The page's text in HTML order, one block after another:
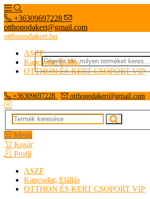
+36309697228
otthonodakert@gmail.com
otthonodakert.hu
ASZF
Kapcsolat, Elállás
OTTHON ÉS KERT CSOPORT VIP
+36309697228 otthonodakert@gmail.com
Menü
Kosár
Profil
ASZF
Kapcsolat, Elállás
OTTHON ÉS KERT CSOPORT VIP